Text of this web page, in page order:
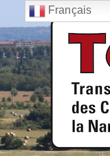
a
s
s
e
r
a
u
c
Français